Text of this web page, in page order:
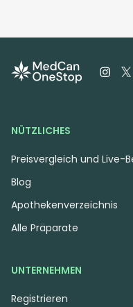
NÜTZLICHES
Preisvergleich und Live-
Blog
Apothekenverzeichnis
Alle Präparate
UNTERNEHMEN
Registrieren